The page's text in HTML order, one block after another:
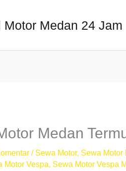
Motor Medan 24 Jam
Medan
/ Sewa Motor, Sewa Motor
Motor Vespa, Sewa Motor Vespa